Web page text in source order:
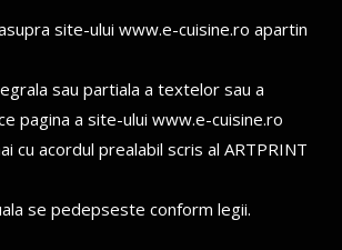
site-ului www.e-cuisine.ro apartin
sau partiala a textelor sau a
pagina a site-ului www.e-cuisine.ro
cu acordul prealabil scris al ARTPRINT
se pedepseste conform legii.